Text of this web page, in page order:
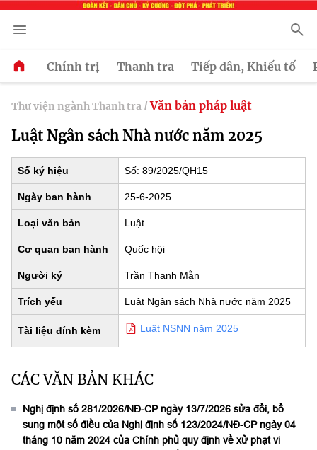
Chính trị Thanh tra Tiếp dân, Khiếu tố
Thư viện ngành Thanh tra / Văn bản pháp luật
Luật Ngân sách Nhà nước năm 2025
Số ký hiệu Số: 89/2025/QH15
Ngày ban hành 25-6-2025
Loại văn bản Luật
Cơ quan ban hành Quốc hội
Người ký Trần Thanh Mẫn
Trích yếu Luật Ngân sách Nhà nước năm 2025
Tài liệu đính kèm Luật NSNN năm 2025
CÁC VĂN BẢN KHÁC
Nghị định số 281/2026/NĐ-CP ngày 13/7/2026 sửa đổi, bổ
sung một số điều của Nghị định số 123/2024/NĐ-CP ngày 04
tháng 10 năm 2024 của Chính phủ quy định về xử phạt vi